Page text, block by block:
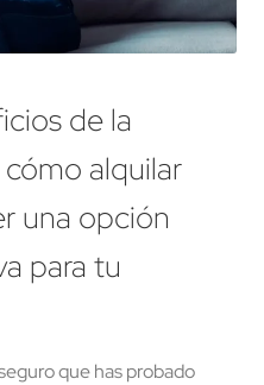
de la
alquilar
una opción
para tu
que has probado